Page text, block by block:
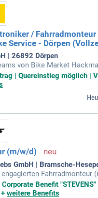
Sie. Bei uns profitieren
einem sicheren Arbeitsplatz
Sie sich jetzt und
/
Service - Dörpen
| 26892 Dörpen
von Bike Market
oder
Fahrrad- und E-Bike-Store
sowie Wartungen
Vollzeitjob mit bis zu 32
nach der Probezeit. Du
technische Defekte und
Mit hochwertigen
bist du
in einer der größten
und bewirb dich jetzt!
| Quereinstieg möglich |
(m/w/d)
GmbH | Bramsche-
Fahrradmonteur
Teams. Deine Aufgabe
montieren, bis sie bereit für
Benefit
+ weitere Benefits